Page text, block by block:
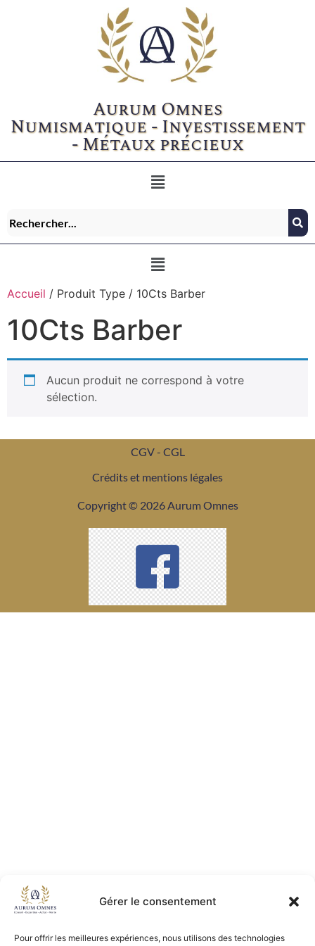
Gérer le consentement
Pour offrir les meilleures expériences, nous utilisons des technologies
Aurum Omnes
Numismatique - Investissement
- Métaux précieux
Accueil / Produit Type / 10Cts Barber
10Cts Barber
Aucun produit ne correspond à votre
sélection.
CGV - CGL
Crédits et mentions légales
Copyright © 2026 Aurum Omnes